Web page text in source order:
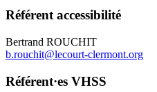
Référent accessibilité
Bertrand ROUCHIT
b.rouchit@lecourt-clermont.org
Référent·es VHSS